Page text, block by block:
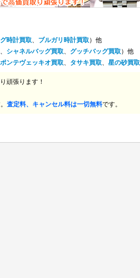
時計買取、 ブルガリ時計買取 ）他
、 シャネルバッグ買取、 グッチバッグ買取 ）他
ポンテヴェッキオ買取、 タサキ買取、 星の砂買取
頑張ります！
査定料、キャンセル料は一切無料です。